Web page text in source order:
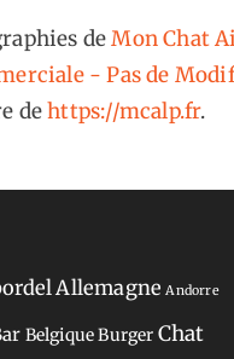
deMon Chat
- Pas de
dehttps://mcalp.fr.
Allemagne Andorre
BelgiqueBurger Chat